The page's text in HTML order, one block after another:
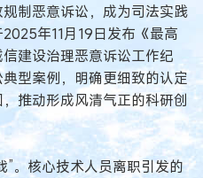
制恶意诉讼，成为司法实践
年11月19日发布《最高
建设治理恶意诉讼工作纪
型案例，明确更细致的认定
推动形成风清气正的科研创
”。核心技术人员离职引发的